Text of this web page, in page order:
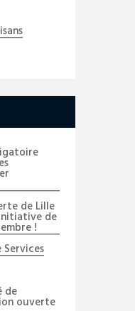
de Lille
de
!
Services
de
ouverte